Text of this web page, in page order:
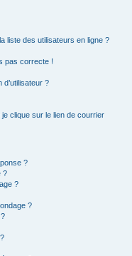
liste des utilisateurs en ligne ?
pas correcte !
?
clique sur le lien de courrier
?
?
?
?